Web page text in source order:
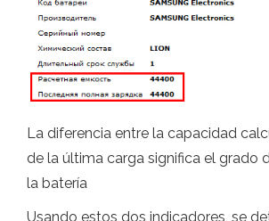
La diferencia entre la capacidad
de la última carga significa el grado
la batería
Usando estos dos indicadores, se